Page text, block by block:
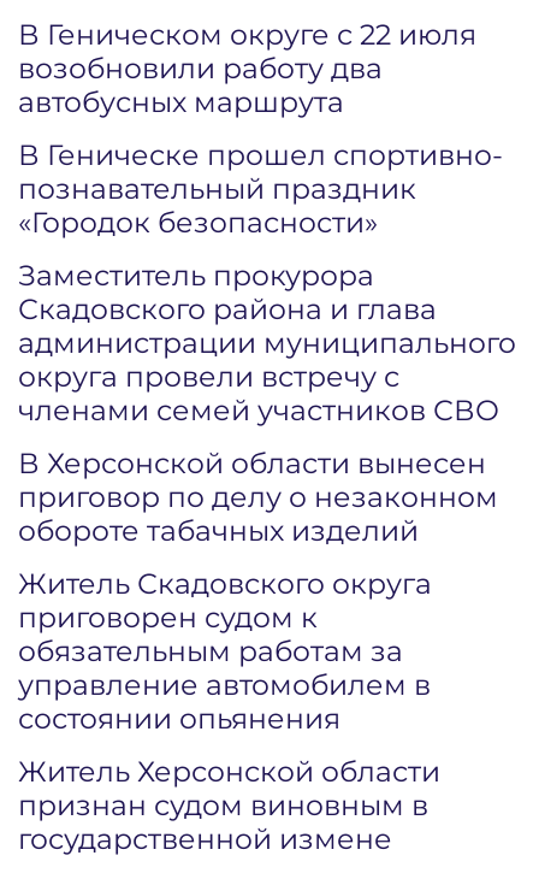
В Геническом округе с 22 июля
возобновили работу два
автобусных маршрута
В Геническе прошел спортивно-
познавательный праздник
«Городок безопасности»
Заместитель прокурора
Скадовского района и глава
администрации муниципального
округа провели встречу с
членами семей участников СВО
В Херсонской области вынесен
приговор по делу о незаконном
обороте табачных изделий
Житель Скадовского округа
приговорен судом к
обязательным работам за
управление автомобилем в
состоянии опьянения
Житель Херсонской области
признан судом виновным в
государственной измене